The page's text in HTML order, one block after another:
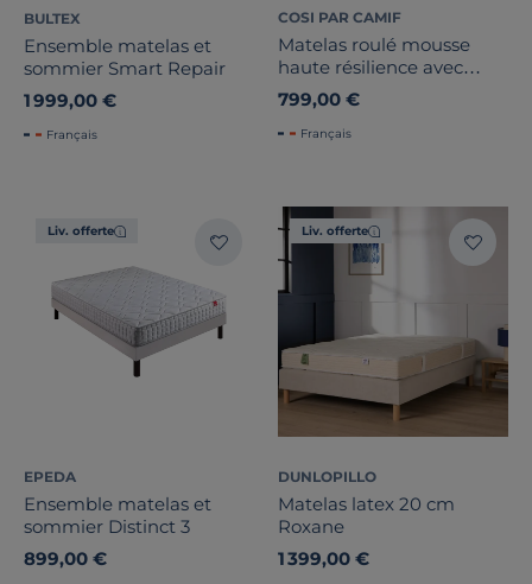
BULTEX
Ensemble matelas et
sommier Smart Repair
1 999,00 €
Français
COSI PAR CAMIF
Matelas roulé mousse
haute résilience avec
mémoire de forme 25 cm
Claire
799,00 €
Français
Liv. offerte
EPEDA
Ensemble matelas et
sommier Distinct 3
899,00 €
Liv. offerte
DUNLOPILLO
Matelas latex 20 cm
Roxane
1 399,00 €